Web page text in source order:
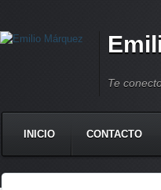
Te
INICIO CONTACTO